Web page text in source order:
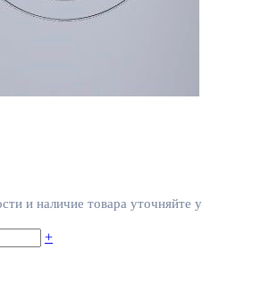
и наличие товара уточняйте у
+